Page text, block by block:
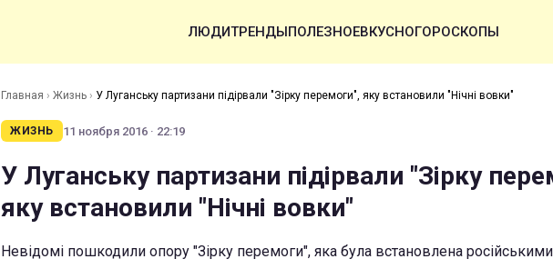
ЛЮДИТРЕНДЫПОЛЕЗНОЕВКУСНОГОРОСКОПЫ
Главная › Жизнь › У Луганську партизани підірвали "Зірку перемоги", яку встановили "Нічні вовки"
ЖИЗНЬ 11 ноября 2016 · 22:19
У Луганську партизани підірвали "Зірку
яку встановили "Нічні вовки"
Невідомі пошкодили опору "Зірку перемоги", яка була встановлена